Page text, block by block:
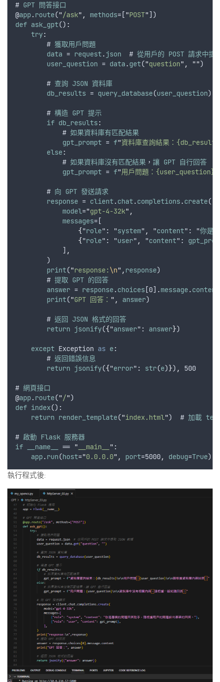
# GPT 問答接口
@app.route("/ask" , methods=["POST"])
def ask_gpt():
try:
        #
獲取用戶問題
data = request.json
  #
從用戶的 POST 請求中提
user_question = data .get("question" , "")
        #
查詢 JSON 資料庫
db_results = query_database(user_question)
        #
構造 GPT 提示
if db_results:
            #
如果資料庫有匹配結果
gpt_prompt = f"資料庫查詢結果：
else:
            #
如果資料庫沒有匹配結果 ， 讓 GPT 自行回答
gpt_prompt = f"用戶問題：{user_question}
        #
向 GPT 發送請求
response = client.chat.completions.create(
model="gpt-4-32k" ,
messages=[
{"role": "system" , "content": "你是
{"role": "user" , "content":
            ]
,
        )
print("response:\n" , response)
        #
提取 GPT 的回答
answer = response.choices [0].message.content
print("GPT 回答： " , answer)
        #
返回 JSON 格式的回答
return jsonify({"answer": answer})
except Exception as e:
        #
返回錯誤信息
return jsonify({"error": str(e)}) , 500
# 網頁接口
@app.route("/")
def index():
return render_template("index.html")  # 加載
# 啟動 Flask 服務器
if
__name__ == " __main__ " :
app.run(host="0.0.0.0" , port=5000, debug=True)
執行程式後: